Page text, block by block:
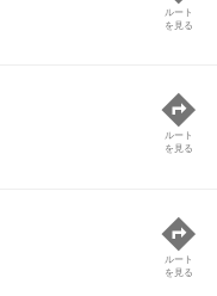
ルート
を見る
ルート
を見る
ルート
を見る